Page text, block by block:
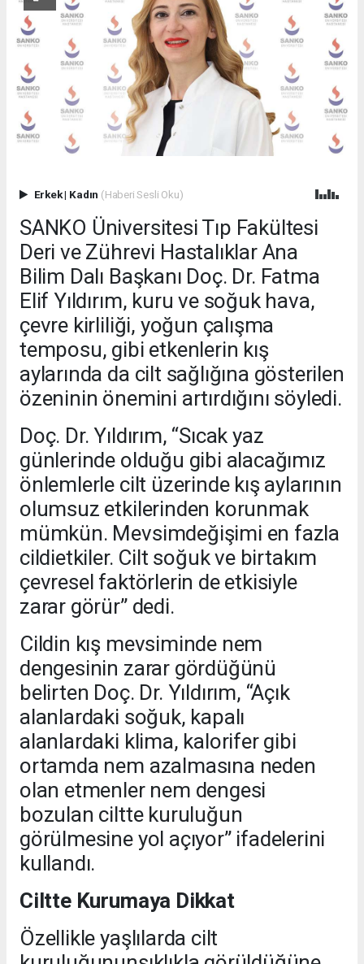
Erkek| Kadın (Haberi Sesli Oku)
SANKO Üniversitesi Tıp Fakültesi
Deri ve Zührevi Hastalıklar Ana
Bilim Dalı Başkanı Doç. Dr. Fatma
Elif Yıldırım, kuru ve soğuk hava,
çevre kirliliği, yoğun çalışma
temposu, gibi etkenlerin kış
aylarında da cilt sağlığına gösterilen
özeninin önemini artırdığını söyledi.
Doç. Dr. Yıldırım, “Sıcak yaz
günlerinde olduğu gibi alacağımız
önlemlerle cilt üzerinde kış aylarının
olumsuz etkilerinden korunmak
mümkün. Mevsimdeğişimi en fazla
cildietkiler. Cilt soğuk ve birtakım
çevresel faktörlerin de etkisiyle
zarar görür” dedi.
Cildin kış mevsiminde nem
dengesinin zarar gördüğünü
belirten Doç. Dr. Yıldırım, “Açık
alanlardaki soğuk, kapalı
alanlardaki klima, kalorifer gibi
ortamda nem azalmasına neden
olan etmenler nem dengesi
bozulan ciltte kuruluğun
görülmesine yol açıyor” ifadelerini
kullandı.
Ciltte Kurumaya Dikkat
Özellikle yaşlılarda cilt